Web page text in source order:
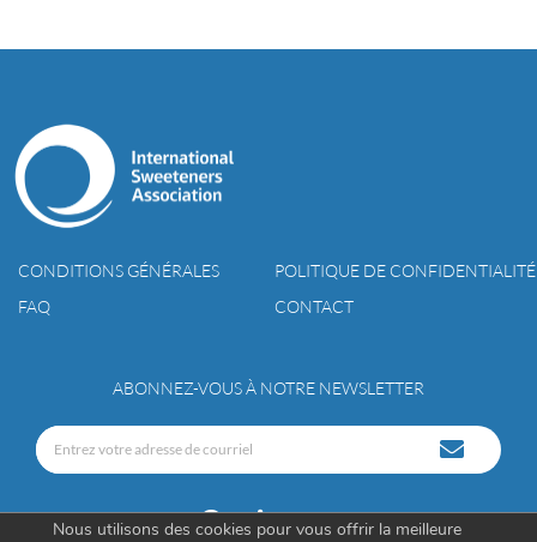
CONDITIONS GÉNÉRALES
POLITIQUE DE CONFIDENTIALITÉ
FAQ
CONTACT
ABONNEZ-VOUS À NOTRE NEWSLETTER
Nous utilisons des cookies pour vous offrir la meilleure